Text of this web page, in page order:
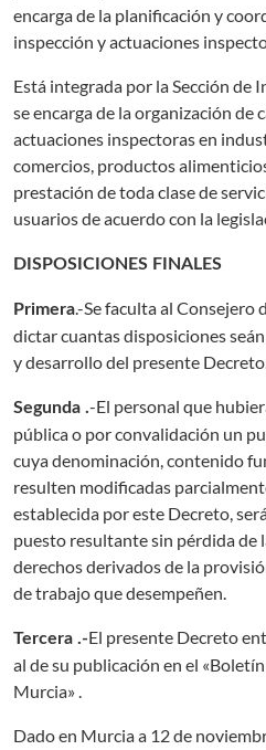
encarga de la planificación y
inspección y actuaciones
Está integrada por la Sección de
se encarga de la organización de
actuaciones inspectoras en
comercios, productos
prestación de toda clase de
usuarios de acuerdo con la
DISPOSICIONES FINALES
Primera.-Se faculta al Consejero
dictar cuantas disposiciones
y desarrollo del presente
Segunda .-El personal que
pública o por convalidación un
cuya denominación, contenido
resulten modificadas
establecida por este Decreto,
puesto resultante sin pérdida de
derechos derivados de la
de trabajo que desempeñen.
Tercera .-El presente Decreto
al de su publicación en el
Murcia» .
Dado en Murcia a 12 de